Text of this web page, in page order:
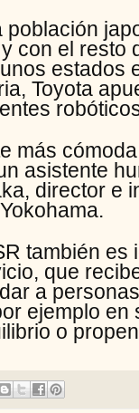
población
con el resto
estados
Toyota
más
asistente
director e
también es
que
a
ejemplo en
o